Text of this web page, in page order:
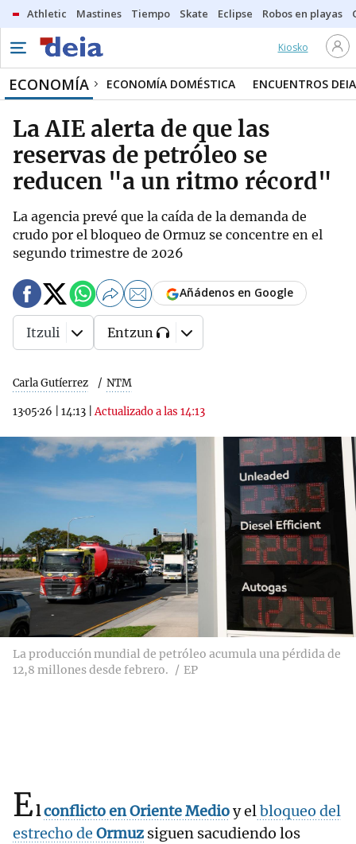
Athletic Mastines Tiempo Skate Eclipse Robos en playas
Kiosko
ECONOMÍA ECONOMÍA DOMÉSTICA ENCUENTROS DEIA
La AIE alerta de que las
reservas de petróleo se
reducen "a un ritmo récord"
La agencia prevé que la caída de la demanda de
crudo por el bloqueo de Ormuz se concentre en el
segundo trimestre de 2026
Carla Gutíerrez NTM
13·05·26 14:13 |Actualizado a las 14:13
Añádenos en Google
Itzuli Entzun
La producción mundial de petróleo acumula una pérdida de
12,8 millones desde febrero.
EP
Elconflicto en Oriente Medioy elbloqueo del
estrecho de Ormuz siguen sacudiendo los